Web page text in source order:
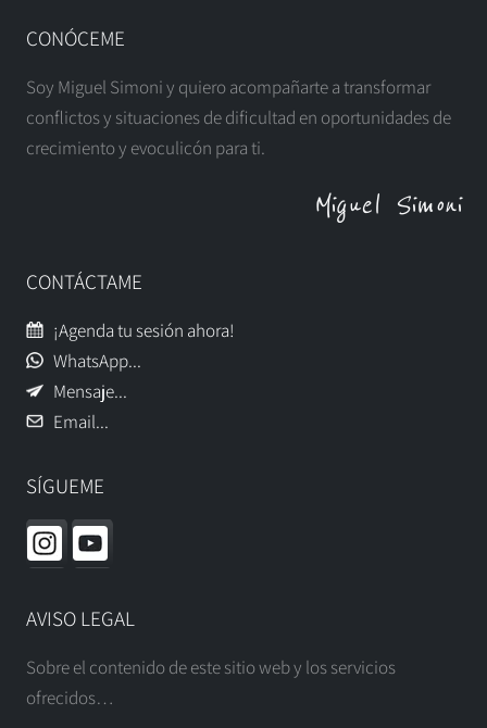
CONÓCEME
Soy Miguel Simoni y quiero acompañarte a transformar
conflictos y situaciones de dificultad en oportunidades de
crecimiento y evoculicón para ti.
Miguel Simoni
CONTÁCTAME
¡Agenda tu sesión ahora!
WhatsApp...
Mensaje...
Email...
SÍGUEME
AVISO LEGAL
Sobre el contenido de este sitio web y los servicios
ofrecidos…